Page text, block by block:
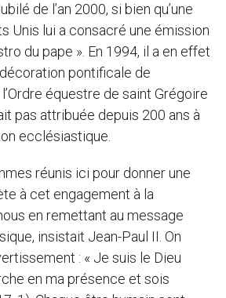
de l’an 2000, si bien qu’une
Unis lui a consacré une émission
du pape ». En 1994, il a en effet
pontificale de
équestre de saint Grégoire
pas attribuée depuis 200 ans à
ecclésiastique.
réunis ici pour donner une
à cet engagement à la
en remettant au message
insistait Jean-Paul II. On
: « Je suis le Dieu
en ma présence et sois